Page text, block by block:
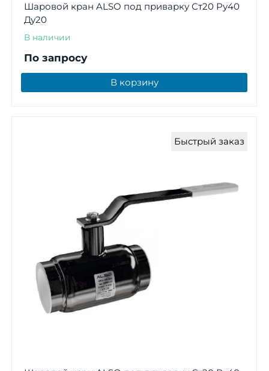
Шаровой кран ALSO под приварку Ст20 Ру40
Ду20
В наличии
По запросу
В корзину
Быстрый заказ